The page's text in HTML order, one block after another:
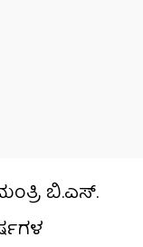
ಬಿ.ಎಸ್.